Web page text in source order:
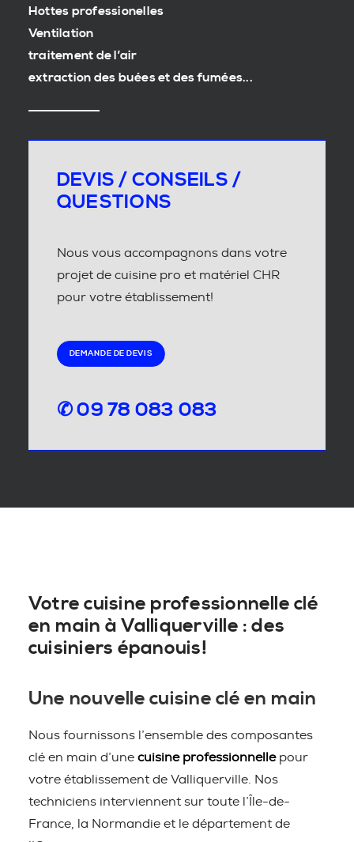
Hottes professionelles
Ventilation
traitement de l’air
extraction des buées et des fumées...
DEVIS / CONSEILS /
QUESTIONS
Nous vous accompagnons dans votre
projet de cuisine pro et matériel CHR
pour votre établissement!
DEMANDE DE DEVIS
✆ 09 78 083 083
Votre cuisine professionnelle clé
en main à Valliquerville : des
cuisiniers épanouis!
Une nouvelle cuisine clé en main
Nous fournissons l’ensemble des composantes
clé en main d’une cuisine professionnellepour
votre établissement de Valliquerville. Nos
techniciens interviennent sur toute l’Île-de-
France, la Normandie et le département de